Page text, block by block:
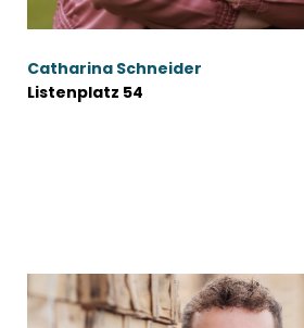
Catharina Schneider
Listenplatz 54